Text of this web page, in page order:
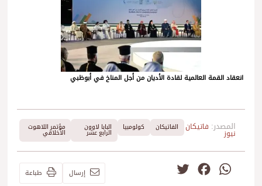
انعقاد القمة العالمية لقادة الأديان من أجل المناخ في أبوظبي
المصدر: فاتيكان
نيوز
الفاتيكان كولومبيا البابا لاوون
الرابع عشر
مؤتمر اللاهوت
الأخلاقي
WhatsApp
Facebook إرسال طباعة